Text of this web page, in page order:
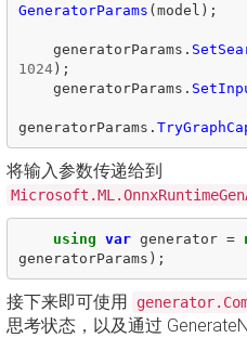
GeneratorParams (model );
generatorParams .
1024);
generatorParams .
generatorParams .
将输入参数传递给到
using var generator =
generatorParams );
接下来即可使用
思考状态，以及通过